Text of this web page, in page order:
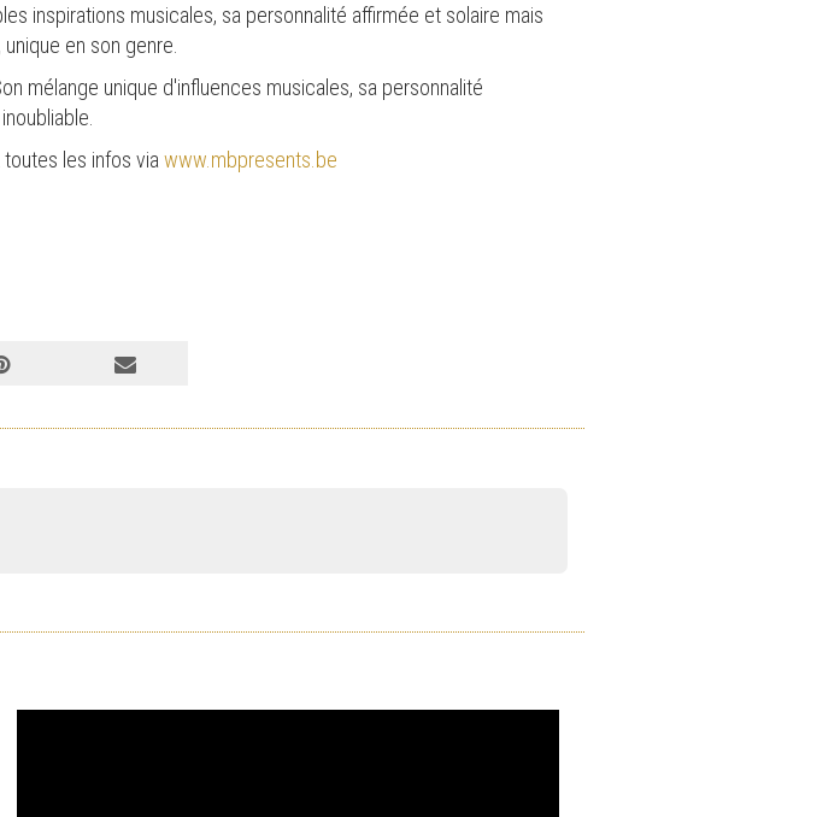
inspirations musicales, sa personnalité affirmée et solaire mais
en son genre.
mélange unique d'influences musicales, sa personnalité
toutes les infos via www.mbpresents.be